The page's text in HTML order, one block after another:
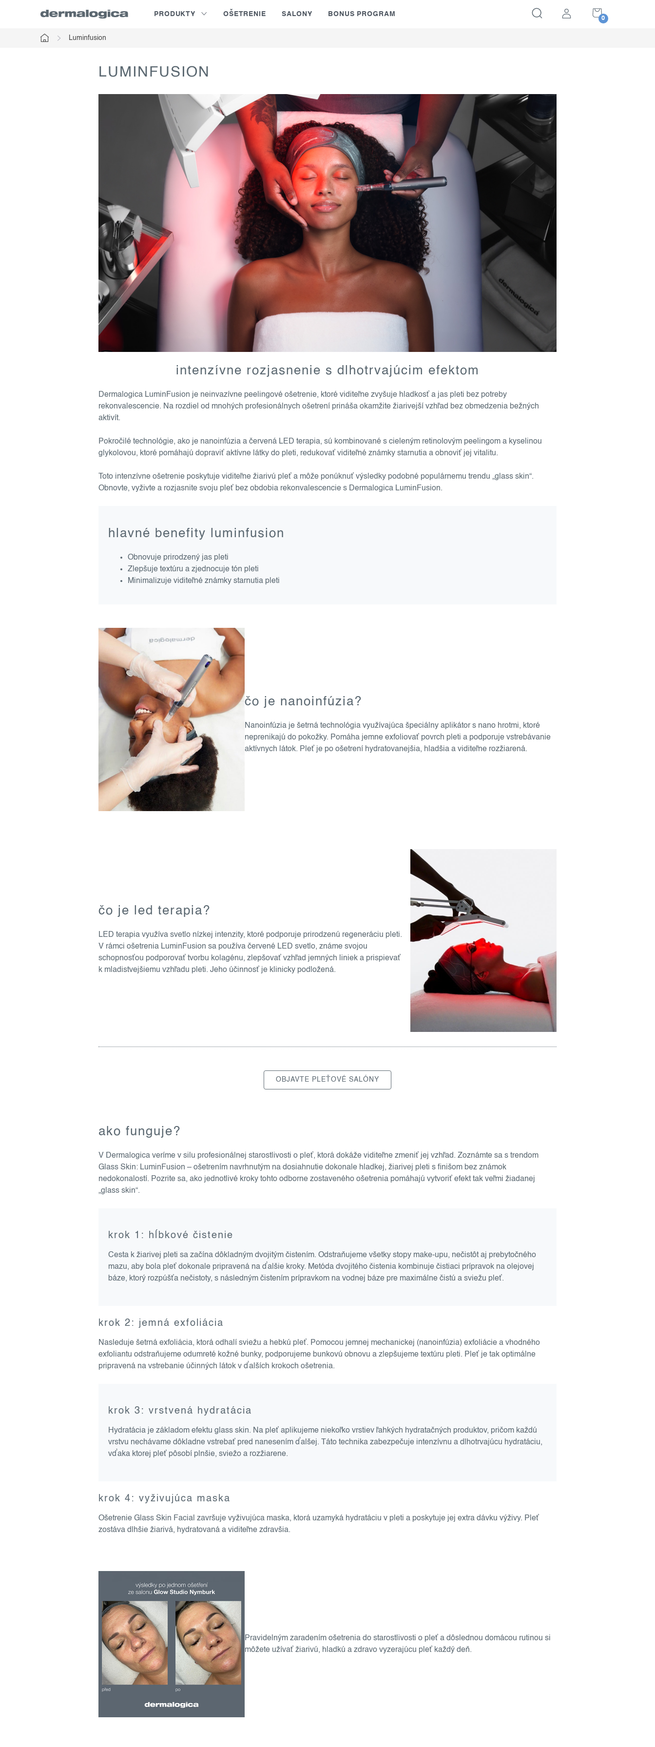
NÁKUPNÝ
KOŠÍK
PRODUKTY OŠETRENIE SALONY BONUS PROGRAM
Luminfusion
LUMINFUSION
intenzívne rozjasnenie s dlhotrvajúcim efektom
Dermalogica LuminFusion je neinvazívne peelingové ošetrenie, ktoré viditeľne zvyšuje hladkosť a jas pleti bez potreby
rekonvalescencie. Na rozdiel od mnohých profesionálnych ošetrení prináša okamžite žiarivejší vzhľad bez obmedzenia bežných
aktivít.
Pokročilé technológie, ako je nanoinfúzia a červená LED terapia, sú kombinované s cieleným retinolovým peelingom a kyselinou
glykolovou, ktoré pomáhajú dopraviť aktívne látky do pleti, redukovať viditeľné známky starnutia a obnoviť jej vitalitu.
Toto intenzívne ošetrenie poskytuje viditeľne žiarivú pleť a môže ponúknuť výsledky podobné populárnemu trendu „glass skin“.
Obnovte, vyživte a rozjasnite svoju pleť bez obdobia rekonvalescencie s Dermalogica LuminFusion.
hlavné benefity luminfusion
Obnovuje prirodzený jas pleti
Zlepšuje textúru a zjednocuje tón pleti
Minimalizuje viditeľné známky starnutia pleti
čo je nanoinfúzia?
Nanoinfúzia je šetrná technológia využívajúca špeciálny aplikátor s nano hrotmi, ktoré
neprenikajú do pokožky. Pomáha jemne exfoliovať povrch pleti a podporuje vstrebávanie
aktívnych látok. Pleť je po ošetrení hydratovanejšia, hladšia a viditeľne rozžiarená.
čo je led terapia?
LED terapia využíva svetlo nízkej intenzity, ktoré podporuje prirodzenú regeneráciu pleti.
V rámci ošetrenia LuminFusion sa používa červené LED svetlo, známe svojou
schopnosťou podporovať tvorbu kolagénu, zlepšovať vzhľad jemných liniek a prispievať
k mladistvejšiemu vzhľadu pleti. Jeho účinnosť je klinicky podložená.
OBJAVTE PLEŤOVÉ SALÓNY
ako funguje?
V Dermalogica veríme v silu profesionálnej starostlivosti o pleť, ktorá dokáže viditeľne zmeniť jej vzhľad. Zoznámte sa s trendom
Glass Skin: LuminFusion – ošetrením navrhnutým na dosiahnutie dokonale hladkej, žiarivej pleti s finišom bez známok
nedokonalostí. Pozrite sa, ako jednotlivé kroky tohto odborne zostaveného ošetrenia pomáhajú vytvoriť efekt tak veľmi žiadanej
„glass skin“.
krok 1: hĺbkové čistenie
Cesta k žiarivej pleti sa začína dôkladným dvojitým čistením. Odstraňujeme všetky stopy make-upu, nečistôt aj prebytočného
mazu, aby bola pleť dokonale pripravená na ďalšie kroky. Metóda dvojitého čistenia kombinuje čistiaci prípravok na olejovej
báze, ktorý rozpúšťa nečistoty, s následným čistením prípravkom na vodnej báze pre maximálne čistú a sviežu pleť.
krok 2: jemná exfoliácia
Nasleduje šetrná exfoliácia, ktorá odhalí sviežu a hebkú pleť. Pomocou jemnej mechanickej (nanoinfúzia) exfoliácie a vhodného
exfoliantu odstraňujeme odumreté kožné bunky, podporujeme bunkovú obnovu a zlepšujeme textúru pleti. Pleť je tak optimálne
pripravená na vstrebanie účinných látok v ďalších krokoch ošetrenia.
krok 3: vrstvená hydratácia
Hydratácia je základom efektu glass skin. Na pleť aplikujeme niekoľko vrstiev ľahkých hydratačných produktov, pričom každú
vrstvu nechávame dôkladne vstrebať pred nanesením ďalšej. Táto technika zabezpečuje intenzívnu a dlhotrvajúcu hydratáciu,
vďaka ktorej pleť pôsobí plnšie, sviežo a rozžiarene.
krok 4: vyživujúca maska
Ošetrenie Glass Skin Facial završuje vyživujúca maska, ktorá uzamyká hydratáciu v pleti a poskytuje jej extra dávku výživy. Pleť
zostáva dlhšie žiarivá, hydratovaná a viditeľne zdravšia.
Pravidelným zaradením ošetrenia do starostlivosti o pleť a dôslednou domácou rutinou si
môžete užívať žiarivú, hladkú a zdravo vyzerajúcu pleť každý deň.